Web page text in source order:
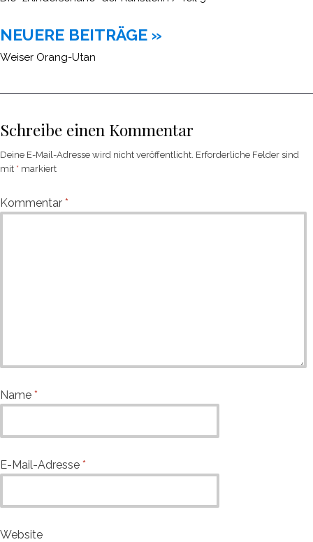
NEUERE BEITRÄGE »
Weiser Orang-Utan
Schreibe einen Kommentar
Deine E-Mail-Adresse wird nicht veröffentlicht. Erforderliche Felder sind
mit * markiert
Kommentar *
Name *
E-Mail-Adresse *
Website